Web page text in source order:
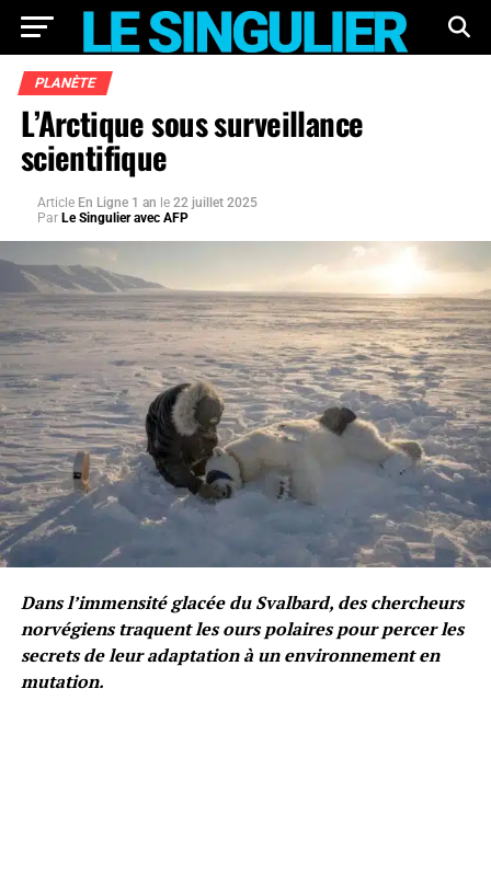
PLANÈTE
L’Arctique sous surveillance
scientifique
Article En Ligne 1 an le 22 juillet 2025
Par Le Singulier avec AFP
Dans l’immensité glacée du Svalbard, des chercheurs
norvégiens traquent les ours polaires pour percer les
secrets de leur adaptation à un environnement en
mutation.